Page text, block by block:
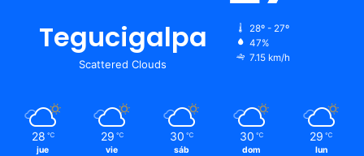
Tegucigalpa
Scattered Clouds
28º - 27º
47%
7.15 km/h
28 ℃
jue
29 ℃
vie
30 ℃
sáb
30 ℃
dom
29 ℃
lun